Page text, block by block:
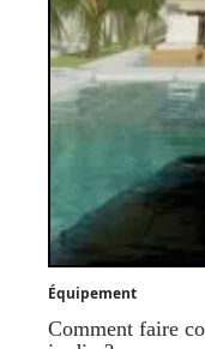
Équipement
Comment faire